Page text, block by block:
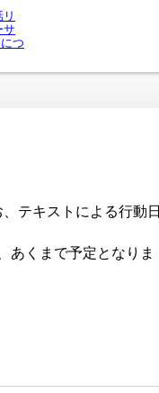
テキストによる行動日
あくまで予定となりま